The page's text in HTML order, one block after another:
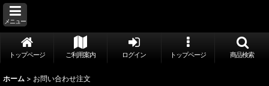
メニュー
トップページ ご利用案内 ログイン トップページ 商品検索
ホーム > お問い合わせ注文